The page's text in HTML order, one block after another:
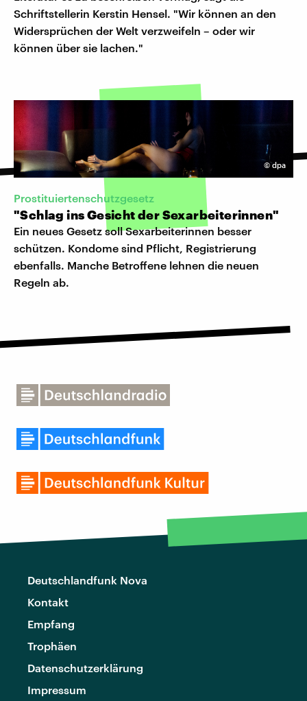
Schriftstellerin Kerstin Hensel. "Wir können an den
Widersprüchen der Welt verzweifeln – oder wir
können über sie lachen."
©dpa
Prostituiertenschutzgesetz
"Schlag ins Gesicht der Sexarbeiterinnen"
Ein neues Gesetz soll Sexarbeiterinnen besser
schützen. Kondome sind Pflicht, Registrierung
ebenfalls. Manche Betroffene lehnen die neuen
Regeln ab.
Deutschlandfunk Nova
Kontakt
Empfang
Trophäen
Datenschutzerklärung
Impressum